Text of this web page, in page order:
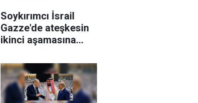
Soykırımcı İsrail
Gazze'de ateşkesin
ikinci aşamasına
haritasını reddetti